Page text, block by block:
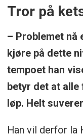
Tror på
– Problemet nå
kjøre på dette
tempoet han
betyr det at
løp. Helt
Han vil derfor la